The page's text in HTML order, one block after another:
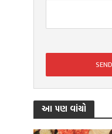
આ પણ વાંચો